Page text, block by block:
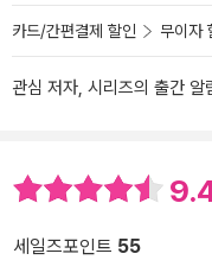
카드/간편결제 할인 무이자
관심 저자, 시리즈의 출간 알
세일즈포인트 55